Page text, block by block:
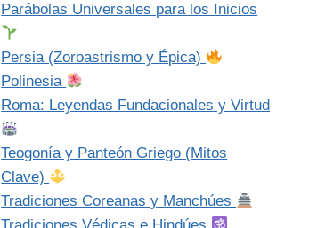
Parábolas Universales para los Inicios
Persia (Zoroastrismo y Épica)
Polinesia
Roma: Leyendas Fundacionales y Virtud
Teogonía y Panteón Griego (Mitos
Clave)
Tradiciones Coreanas y Manchúes